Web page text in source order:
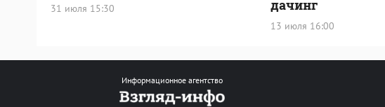
31 июля 15:30
дачинг
13 июля 16:00
Информационное агентство